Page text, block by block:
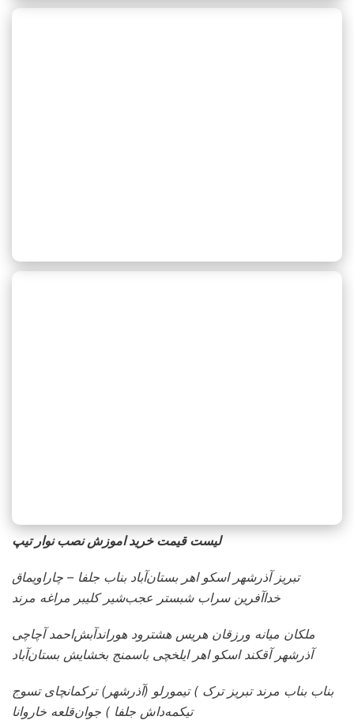
لیست قیمتخرید اموزش نصب نوار تیپ
تبریز آذرشهر اسکو اهر بستان‌آباد بناب جلفا – چاراویماق
ملکان میانه ورزقان هریس هشترود هوراندآبش‌احمد آچاچی
آذرشهر آقکند اسکو اهر ایلخچی باسمنج بخشایش بستان‌آباد
بناب بناب مرند تبریز ترک ) تیمورلو (آذرشهر) ترکمانچای تسوج
تیکمه‌داش جلفا ) جوان‌قلعه خاروانا